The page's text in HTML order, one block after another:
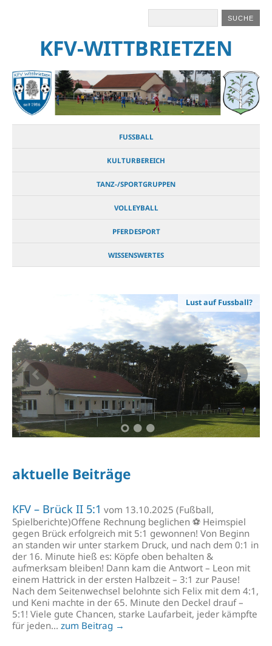
KFV-WITTBRIETZEN
FUSSBALL
KULTURBEREICH
TANZ-/SPORTGRUPPEN
VOLLEYBALL
PFERDESPORT
WISSENSWERTES
Lust auf Fussball?
aktuelle Beiträge
KFV – Brück II 5:1 vom 13.10.2025 (Fußball,
Spielberichte)Offene Rechnung beglichen ⚽️ Heimspiel
gegen Brück erfolgreich mit 5:1 gewonnen! Von Beginn
an standen wir unter starkem Druck, und nach dem 0:1 in
der 16. Minute hieß es: Köpfe oben behalten &
aufmerksam bleiben! Dann kam die Antwort – Leon mit
einem Hattrick in der ersten Halbzeit – 3:1 zur Pause!
Nach dem Seitenwechsel belohnte sich Felix mit dem 4:1,
und Keni machte in der 65. Minute den Deckel drauf –
5:1! Viele gute Chancen, starke Laufarbeit, jeder kämpfte
für jeden... zum Beitrag →